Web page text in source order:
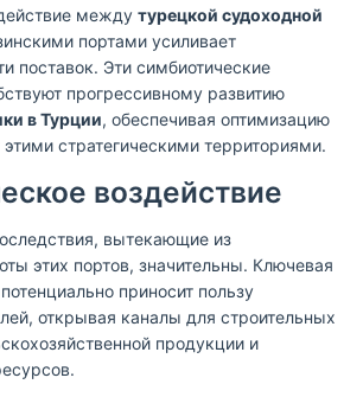
между турецкой судоходной
портами усиливает
поставок. Эти симбиотические
прогрессивному развитию
в Турции, обеспечивая оптимизацию
стратегическими территориями.
воздействие
вытекающие из
этих портов, значительны. Ключевая
приносит пользу
открывая каналы для строительных
продукции и